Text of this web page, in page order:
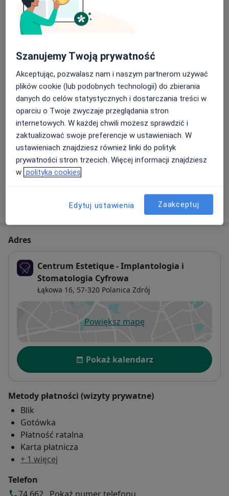
Badanie stomatologiczne u dzieci +
plan leczenia + wizyta adaptacyjna
250 zł Szczegóły
Leczenie kanałowe pod mikroskopem
Leczenie próchnicy
Od 390 zł Szczegóły
Wypełnienie kompozytowe u dzieci
Od 380 zł Szczegóły
+ 5 usług
W jaki sposób ustalane są ceny?
Adres
Centrum Estetique - Implantologia i
Stomatologia Cyfrowa
Łąkowa 16, 57-320 Polanica Zdrój
Powiększ mapęotwiera się w nowej karcie
Dostępność
Pokaż kalendarz
Metody płatności (wizyty prywatne)
Blik
Gotówka
Płatność ratalna
Karta płatnicza
+ 1 więcej
Telefon
Szanujemy Twoją prywatność
Akceptując, pozwalasz nam i naszym partnerom używać
plików cookie (lub podobnych technologii) do zbierania
danych do celów statystycznych i dostarczania treści w
oparciu o Twoje zwyczaje przeglądania stron
internetowych. W każdej chwili możesz sprawdzić i
zaktualizować swoje preferencje w ustawieniach. W
ustawieniach znajdziesz również linki do polityk
prywatności stron trzecich. Więcej informacji znajdziesz
w polityka cookies
Edytuj ustawienia Zaakceptuj